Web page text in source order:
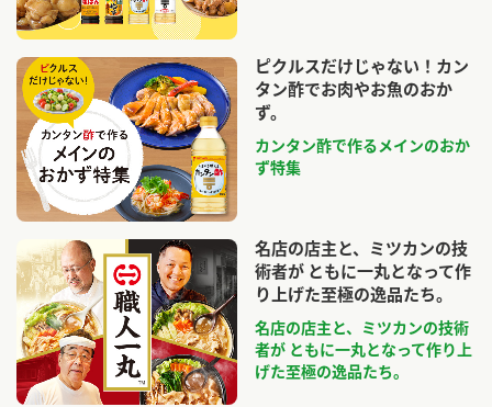
ピクルスだけじゃない！カン
タン酢でお肉やお魚のおか
ず。
カンタン酢で作るメインのおか
ず特集
名店の店主と、ミツカンの技
術者が ともに一丸となって作
り上げた至極の逸品たち。
名店の店主と、ミツカンの技術
者が ともに一丸となって作り上
げた至極の逸品たち。